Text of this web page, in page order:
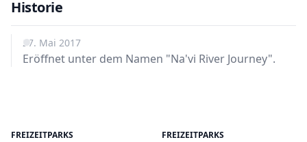
Historie
27. Mai 2017
Eröffnet unter dem Namen "Na'vi River Journey".
FREIZEITPARKS FREIZEITPARKS